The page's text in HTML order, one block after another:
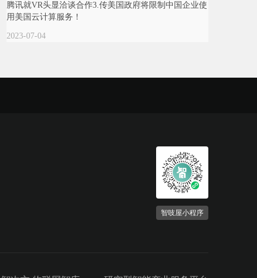
腾讯就VR头显洽谈合作3.传美国政府将限制中国企业使
用美国云计算服务！
2023-07-04
智吱屋小程序